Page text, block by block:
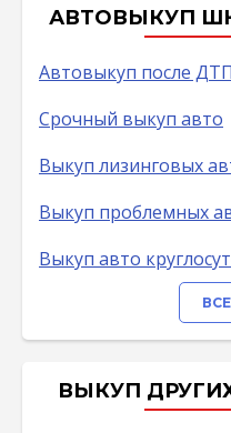
АВТОВЫКУП
Автовыкуп после ДТП
Срочный выкуп авто
Выкуп лизинговых
Выкуп проблемных
Выкуп авто
ВЫКУП